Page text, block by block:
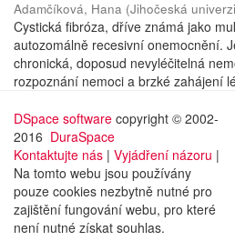
Adamčíková, Hana (Jihočeská
Cystická fibróza, dříve známá jako
autozomálně recesivní onemocnění.
chronická, doposud nevyléčitelná
rozpoznání nemoci a brzké zahájení
DSpace software copyright © 2002-
2016 DuraSpace
Kontaktujte nás | Vyjádření názoru |
Na tomto webu jsou používány
pouze cookies nezbytně nutné pro
zajištění fungování webu, pro které
není nutné získat souhlas.